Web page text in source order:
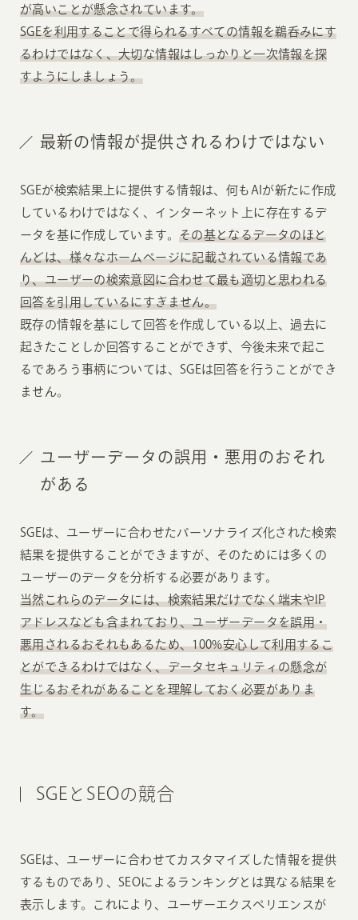
が高いことが懸念されています。
SGEを利用することで得られるすべての情報を鵜呑みにす
るわけではなく、大切な情報はしっかりと一次情報を探
すようにしましょう。
最新の情報が提供されるわけではない
SGEが検索結果上に提供する情報は、何もAIが新たに作成
しているわけではなく、インターネット上に存在するデ
ータを基に作成しています。 その基となるデータのほと
んどは、様々なホームページに記載されている情報であ
り、ユーザーの検索意図に合わせて最も適切と思われる
回答を引用しているにすぎません。
既存の情報を基にして回答を作成している以上、過去に
起きたことしか回答することができず、今後未来で起こ
るであろう事柄については、SGEは回答を行うことができ
ません。
ユーザーデータの誤用・悪用のおそれ
がある
SGEは、ユーザーに合わせたパーソナライズ化された検索
結果を提供することができますが、そのためには多くの
ユーザーのデータを分析する必要があります。
当然これらのデータには、検索結果だけでなく端末やIP
アドレスなども含まれており、ユーザーデータを誤用・
悪用されるおそれもあるため、100%安心して利用するこ
とができるわけではなく、データセキュリティの懸念が
生じるおそれがあることを理解しておく必要がありま
す。
SGEとSEOの競合
SGEは、ユーザーに合わせてカスタマイズした情報を提供
するものであり、SEOによるランキングとは異なる結果を
表示します。これにより、ユーザーエクスペリエンスが